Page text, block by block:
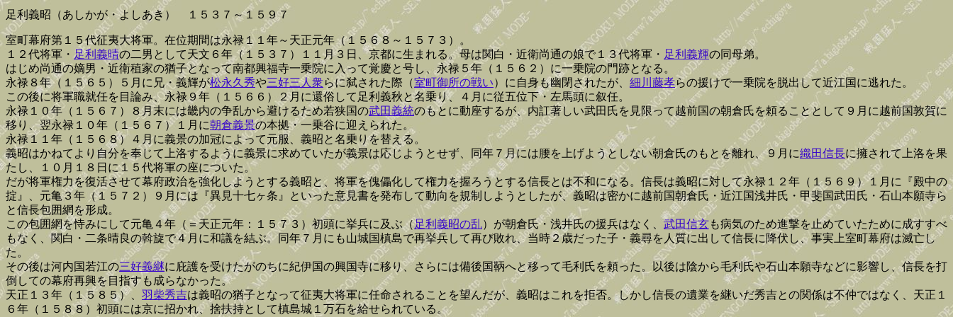
足利義昭（あしかが・よしあき） １５３７～１５９７
室町幕府第１５代征夷大将軍。在位期間は永禄１１年～天正元年（１５６８～１５７３）。
１２代将軍・ 足利義晴の二男として天文６年（１５３７）１１月３日、京都に生まれる。母は関白・近衛尚通の娘で１３代将軍・ 足利義輝の同母弟。
はじめ尚通の嫡男・近衛稙家の猶子となって南都興福寺一乗院に入って覚慶と号し、永禄５年（１５６２）に一乗院の門跡となる。
永禄８年（１５６５）５月に兄・義輝が松永久秀や三好三人衆らに弑された際（室町御所の戦い）に自身も幽閉されたが、 細川藤孝らの援けで一乗院を脱出して近江国に逃れた。
この後に将軍職就任を目論み、永禄９年（１５６６）２月に還俗して足利義秋と名乗り、４月に従五位下・左馬頭に叙任。
永禄１０年（１５６７）８月末には畿内の争乱から避けるため若狭国の武田義統のもとに動座するが、内訌著しい武田氏を見限って越前国の朝倉氏を頼ることとして９月に越前国敦賀に
移り、翌永禄１０年（１５６７）１月に朝倉義景の本拠・一乗谷に迎えられた。
永禄１１年（１５６８）４月に義景の加冠によって元服、義昭と名乗りを替える。
義昭はかねてより自分を奉じて上洛するように義景に求めていたが義景は応じようとせず、同年７月には腰を上げようとしない朝倉氏のもとを離れ、９月に織田信長に擁されて上洛を果
たし、１０月１８日に１５代将軍の座についた。
だが将軍権力を復活させて幕府政治を強化しようとする義昭と、将軍を傀儡化して権力を握ろうとする信長とは不和になる。信長は義昭に対して永禄１２年（１５６９）１月に『殿中の
掟』、元亀３年（１５７２）９月には『異見十七ヶ条』といった意見書を発布して動向を規制しようとしたが、義昭は密かに越前国朝倉氏・近江国浅井氏・甲斐国武田氏・石山本願寺ら
と信長包囲網を形成。
この包囲網を恃みにして元亀４年（＝天正元年：１５７３）初頭に挙兵に及ぶ（足利義昭の乱）が朝倉氏・浅井氏の援兵はなく、 武田信玄も病気のため進撃を止めていたために成すすべ
もなく、関白・二条晴良の斡旋で４月に和議を結ぶ。同年７月にも山城国槙島で再挙兵して再び敗れ、当時２歳だった子・義尋を人質に出して信長に降伏し、事実上室町幕府は滅亡し
た。
その後は河内国若江の三好義継に庇護を受けたがのちに紀伊国の興国寺に移り、さらには備後国鞆へと移って毛利氏を頼った。以後は陰から毛利氏や石山本願寺などに影響し、信長を打
倒しての幕府再興を目指すも成らなかった。
天正１３年（１５８５）、 羽柴秀吉は義昭の猶子となって征夷大将軍に任命されることを望んだが、義昭はこれを拒否。しかし信長の遺業を継いだ秀吉との関係は不仲ではなく、天正１
６年（１５８８）初頭には京に招かれ、捨扶持として槙島城１万石を給せられている。